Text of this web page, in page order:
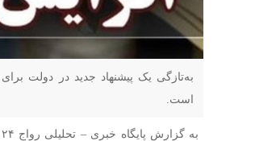
به‌تازگی یک پیشنهاد جدید در دولت
است.